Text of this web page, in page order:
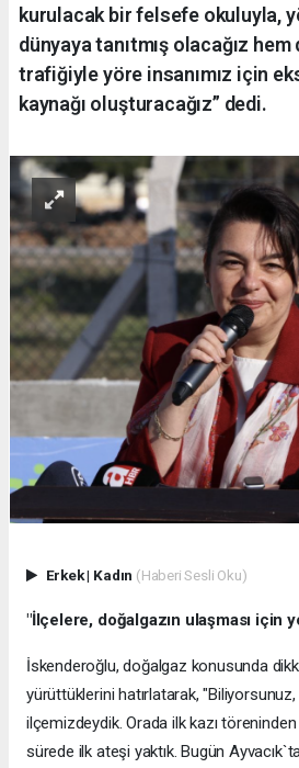
kurulacak bir felsefe okuluyla,
dünyaya tanıtmış olacağız
trafiğiyle yöre insanımız için
kaynağı oluşturacağız” dedi.
Erkek| Kadın (Haberi Sesli Oku)
"İlçelere, doğalgazın ulaşması için
İskenderoğlu, doğalgaz konusunda
yürüttüklerini hatırlatarak,
ilçemizdeydik. Orada ilk kazı
sürede ilk ateşi yaktık. Bugün